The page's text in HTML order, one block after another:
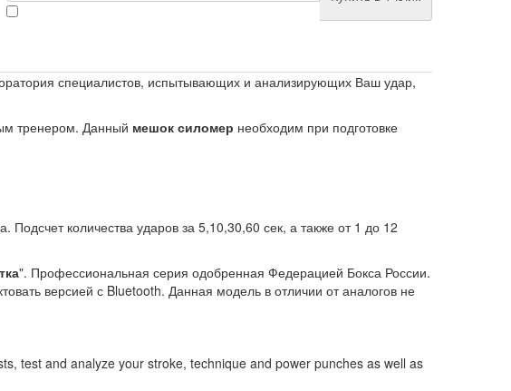
специалистов, испытывающих и анализирующих Ваш удар,
тренером. Данный мешок силомер необходим при подготовке
Подсчет количества ударов за 5,10,30,60 сек, а также от 1 до 12
". Профессиональная серия одобренная Федерацией Бокса России.
версией с Bluetooth. Данная модель в отличии от аналогов не
test and analyze your stroke, technique and power punches as well as